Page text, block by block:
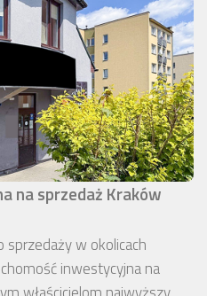
na sprzedaż Kraków
sprzedaży w okolicach
inwestycyjna na